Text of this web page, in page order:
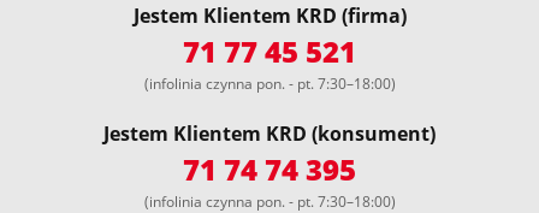
Jestem Klientem KRD (firma)
71 77 45 521
(infolinia czynna pon. - pt. 7:30–18:00)
Jestem Klientem KRD (konsument)
71 74 74 395
(infolinia czynna pon. - pt. 7:30–18:00)